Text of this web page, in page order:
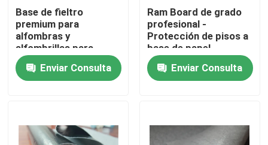
En casa
Productos
Base de fieltro
premium para
alfombras y
alfombrillas para
protección y
comodidad del suelo
Enviar Consulta
Ram Board de grado
profesional -
Protección de pisos a
base de papel
Enviar Consulta